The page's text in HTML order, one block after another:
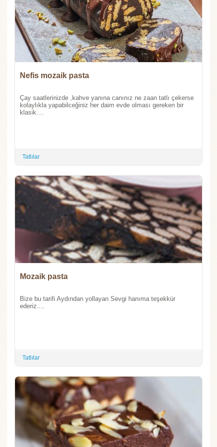
Nefis mozaik pasta
Çay saatlerinizde ,kahve yanına canınız ne zaan tatlı çekerse
kolaylıkla yapabilceğiniz her daim evde olması gereken bir
klasik....
Tatlılar
Mozaik pasta
Bize bu tarifi Aydından yollayan Sevgi hanıma teşekkür
ederiz....
Tatlılar